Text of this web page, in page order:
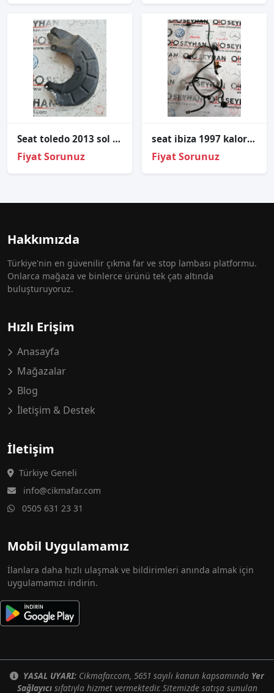
Seat toledo 2013 sol ön disk sacı
Fiyat Sorunuz
seat ibiza 1997 kalorifer kazanı tesisatı
Fiyat Sorunuz
Hakkımızda
Türkiye'nin en güvenilir çıkma far ve stop lambası platformu.
Onlarca mağaza ve binlerce ürünü tek çatı altında
buluşturuyoruz.
Hızlı Erişim
Anasayfa
Mağazalar
Blog
İletişim & Destek
İletişim
Türkiye Geneli
info@cikmafar.com
0505 631 23 31
Mobil Uygulamamız
İlanlara daha hızlı ulaşmak ve bildirimleri anında almak için
uygulamamızı indirin.
YASAL UYARI: Cikmafar.com, 5651 sayılı kanun kapsamında Yer
Sağlayıcısıfatıyla hizmet vermektedir. Sitemizde satışa sunulan